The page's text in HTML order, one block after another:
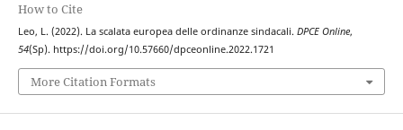
How to Cite
Leo, L. (2022). La scalata europea delle ordinanze sindacali. DPCE Online,
54(Sp). https://doi.org/10.57660/dpceonline.2022.1721
More Citation Formats